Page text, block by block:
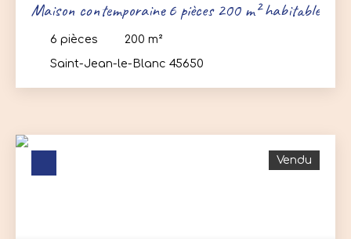
Maison contemporaine 6 pièces 200 m² habitable
6 pièces 200 m²
Saint-Jean-le-Blanc 45650
Vendu